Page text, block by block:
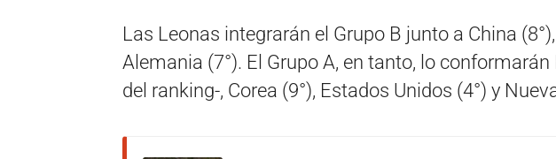
Las Leonas integrarán el Grupo B junto a China
Alemania (7°). El Grupo A, en tanto, lo
del ranking-, Corea (9°), Estados Unidos (4°) y